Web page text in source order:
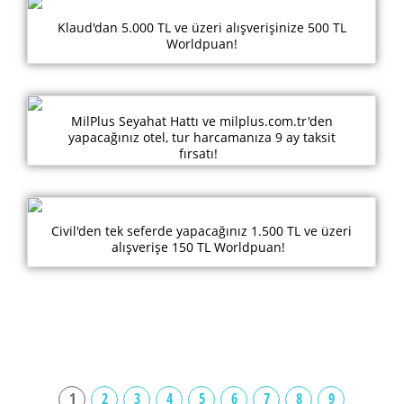
Klaud'dan 5.000 TL ve üzeri alışverişinize 500 TL
Worldpuan!
MilPlus Seyahat Hattı ve milplus.com.tr'den
yapacağınız otel, tur harcamanıza 9 ay taksit
fırsatı!
Civil'den tek seferde yapacağınız 1.500 TL ve üzeri
alışverişe 150 TL Worldpuan!
1 2 3 4 5 6 7 8
9